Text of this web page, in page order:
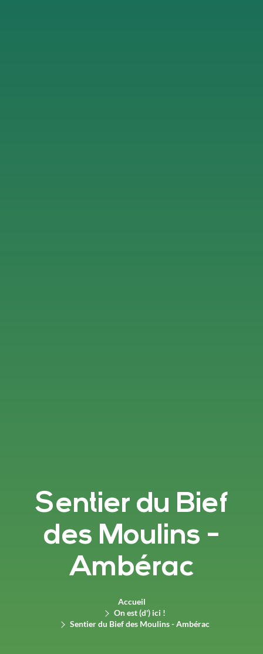
Sentier du Bief
des Moulins -
Ambérac
Accueil
On est (d') ici !
Sentier du Bief des Moulins - Ambérac